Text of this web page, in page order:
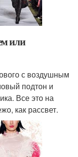
или
с воздушным
подтон и
Все это на
как рассвет.